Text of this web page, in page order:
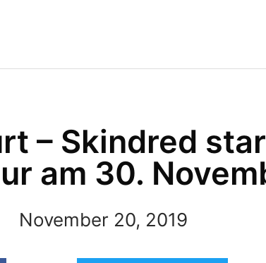
– Skindred
am 30.
November 20, 2019